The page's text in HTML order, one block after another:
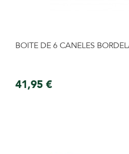
BOITE DE 6 CANELES
41,95 €